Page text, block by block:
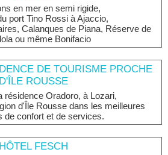
en mer en semi rigide,
port Tino Rossi à Ajaccio,
Calanques de Piana, Réserve de
ou même Bonifacio
DE TOURISME PROCHE
D'ÎLE ROUSSE
résidence Oradoro, à Lozari,
d'Île Rousse dans les meilleures
de confort et de services.
HÔTEL FESCH